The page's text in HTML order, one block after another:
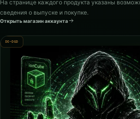
На странице каждого продукта указаны
сведения о выпуске и покупке.
Открыть магазин аккаунта
DO-DGD